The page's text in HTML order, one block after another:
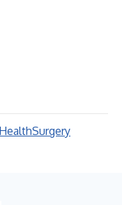
HealthSurgery